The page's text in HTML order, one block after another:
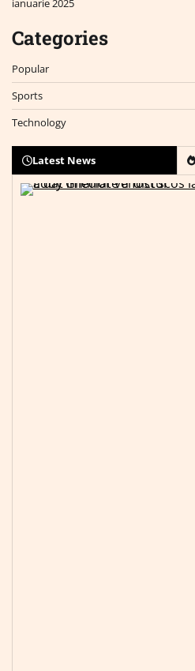
ianuarie 2025
Categories
Popular
Sports
Technology
Latest News